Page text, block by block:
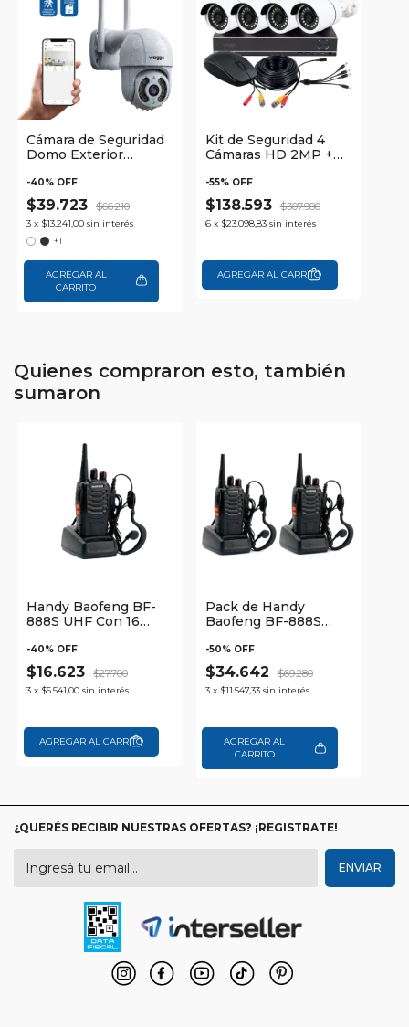
Cámara de Seguridad
Domo Exterior
-40% OFF
$39.723 $66.210
3 x $13.241,00 sin interés
+1
AGREGAR AL
CARRITO
Kit de Seguridad 4
Cámaras HD 2MP +
Nocturna Waggs
-55% OFF
$138.593 $307.980
6 x $23.098,83 sin interés
Quienes compraron esto, también
sumaron
Handy Baofeng BF-
888S UHF Con 16
1500mAh
-40% OFF
$16.623 $27.700
3 x $5.541,00 sin interés
Pack de Handy
Baofeng BF-888S
5W y Batería
1500mAh
-50% OFF
$34.642 $69.280
3 x $11.547,33 sin interés
AGREGAR AL
CARRITO
¿QUERÉS RECIBIR NUESTRAS OFERTAS? ¡REGISTRATE!